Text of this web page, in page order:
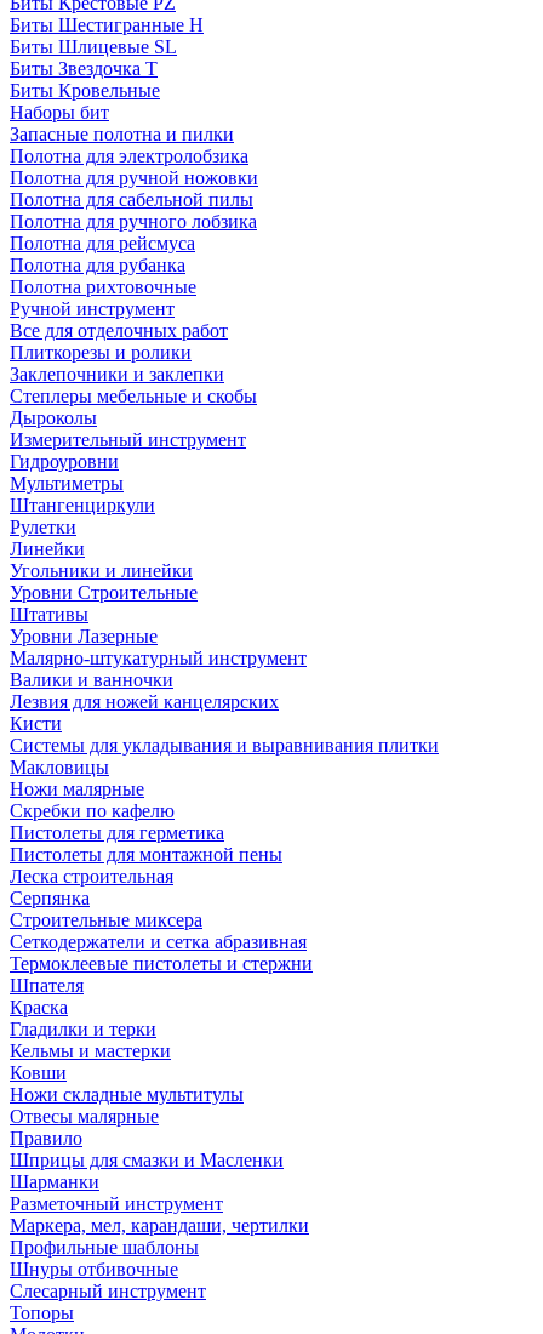
Биты Шестигранные H
Биты Шлицевые SL
Биты Звездочка T
Биты Кровельные
Наборы бит
Запасные полотна и пилки
Полотна для электролобзика
Полотна для ручной ножовки
Полотна для сабельной пилы
Полотна для ручного лобзика
Полотна для рейсмуса
Полотна для рубанка
Полотна рихтовочные
Ручной инструмент
Все для отделочных работ
Плиткорезы и ролики
Заклепочники и заклепки
Степлеры мебельные и скобы
Дыроколы
Измерительный инструмент
Гидроуровни
Мультиметры
Штангенциркули
Рулетки
Линейки
Угольники и линейки
Уровни Строительные
Штативы
Уровни Лазерные
Малярно-штукатурный инструмент
Валики и ванночки
Лезвия для ножей канцелярских
Кисти
Системы для укладывания и выравнивания плитки
Макловицы
Ножи малярные
Скребки по кафелю
Пистолеты для герметика
Пистолеты для монтажной пены
Леска строительная
Серпянка
Строительные миксера
Сеткодержатели и сетка абразивная
Термоклеевые пистолеты и стержни
Шпателя
Краска
Гладилки и терки
Кельмы и мастерки
Ковши
Ножи складные мультитулы
Отвесы малярные
Правило
Шприцы для смазки и Масленки
Шарманки
Разметочный инструмент
Маркера, мел, карандаши, чертилки
Профильные шаблоны
Шнуры отбивочные
Слесарный инструмент
Топоры